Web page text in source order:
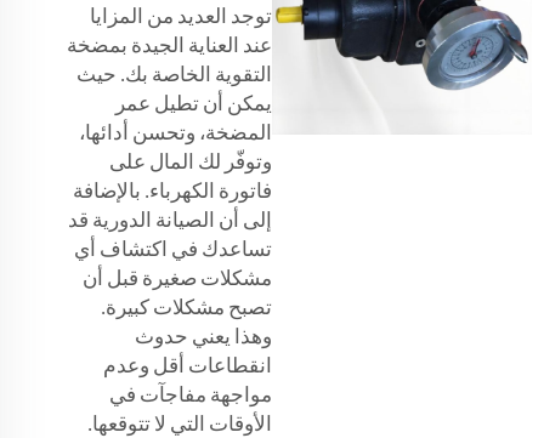
توجد العديد من المزايا
عند العناية الجيدة بمضخة
التقوية الخاصة بك. حيث
يمكن أن تطيل عمر
المضخة، وتحسن أدائها،
وتوفّر لك المال على
فاتورة الكهرباء. بالإضافة
إلى أن الصيانة الدورية قد
تساعدك في اكتشاف أي
مشكلات صغيرة قبل أن
تصبح مشكلات كبيرة.
وهذا يعني حدوث
انقطاعات أقل وعدم
مواجهة مفاجآت في
الأوقات التي لا تتوقعها.